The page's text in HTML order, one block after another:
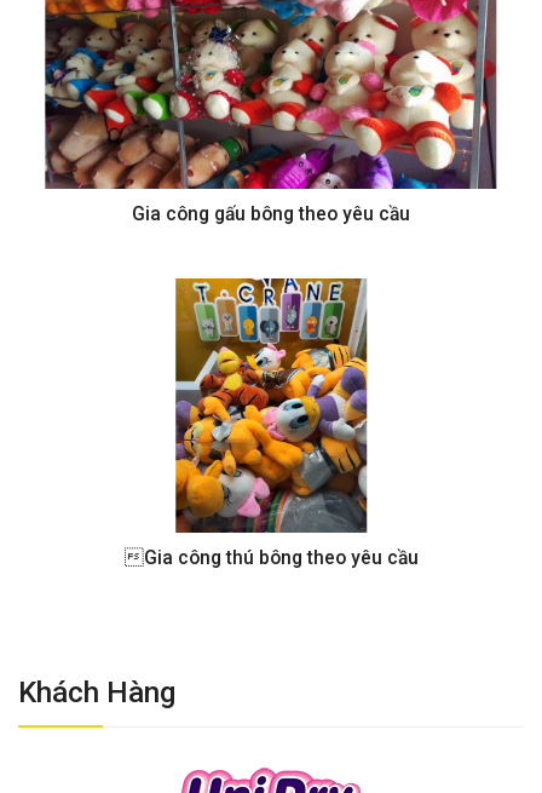
Gia công gấu bông theo yêu cầu
Gia công thú bông theo yêu cầu
Khách Hàng